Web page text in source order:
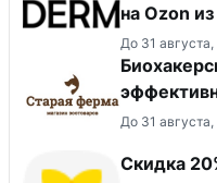
на Ozon
До 31
До 31
​Скидка